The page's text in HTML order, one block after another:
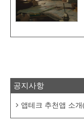
공지사항
앱테크 추천앱 소